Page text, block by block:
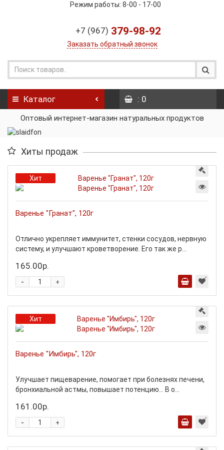
Режим работы: 8-00 - 17-00
+7 (967) 379-98-92
Заказать обратный звонок
Каталог : 0
Оптовый интернет-магазин натуральных продуктов
Хиты продаж
Хит
Варенье "Гранат", 120г
Отлично укрепляет иммунитет, стенки сосудов, нервную
систему, и улучшают кроветворение. Его так же р...
165.00р.
+
-
Хит
Варенье "Имбирь", 120г
Улучшает пищеварение, помогает при болезнях печени,
бронхиальной астмы, повышает потенцию... В о...
161.00р.
+
-